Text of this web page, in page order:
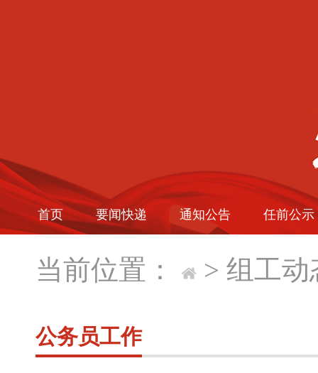
首页 要闻快递 通知公告 任前公示
当前位置： > 组工动
公务员工作